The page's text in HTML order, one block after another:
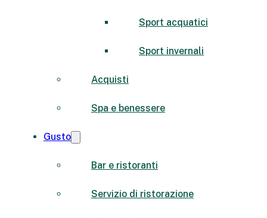
Sport acquatici
Sport invernali
Acquisti
Spa e benessere
Gusto
Bar e ristoranti
Servizio di ristorazione